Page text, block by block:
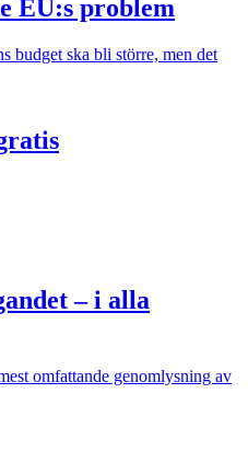
EU:s problem
budget ska bli större, men det
– i alla
omfattande genomlysning av